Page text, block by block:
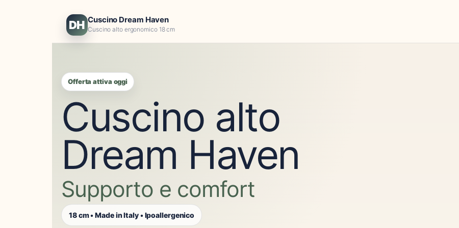
DH Cuscino Dream Haven
Cuscino alto ergonomico 18 cm
Offerta attiva oggi
Cuscino alto
Dream Haven
Supporto e comfort
18 cm • Made in Italy • Ipoallergenico